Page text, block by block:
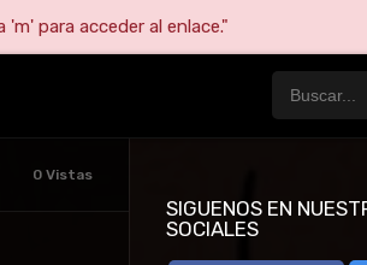
para acceder al enlace."
0 Vistas
SIGUENOS EN
SOCIALES